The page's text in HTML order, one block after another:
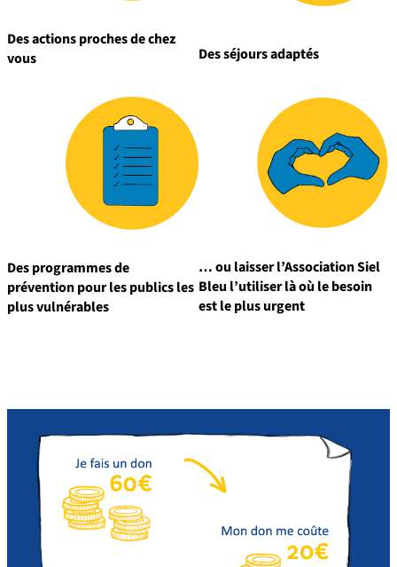
Des actions proches de chez
vous
Des séjours adaptés
Des programmes de
prévention pour les publics les
plus vulnérables
… ou laisser l’Association Siel
Bleu l’utiliser là où le besoin
est le plus urgent